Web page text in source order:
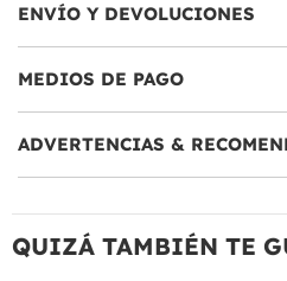
ENVÍO Y DEVOLUCIONES
MEDIOS DE PAGO
ADVERTENCIAS &
QUIZÁ TAMBIÉN TE